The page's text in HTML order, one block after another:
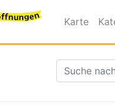
Karte